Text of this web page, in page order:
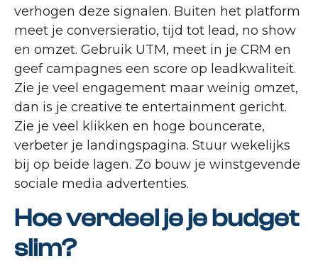
verhogen deze signalen. Buiten het platform
meet je conversieratio, tijd tot lead, no show
en omzet. Gebruik UTM, meet in je CRM en
geef campagnes een score op leadkwaliteit.
Zie je veel engagement maar weinig omzet,
dan is je creative te entertainment gericht.
Zie je veel klikken en hoge bouncerate,
verbeter je landingspagina. Stuur wekelijks
bij op beide lagen. Zo bouw je winstgevende
sociale media advertenties.
Hoe verdeel je je budget
slim?